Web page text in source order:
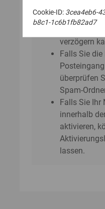
Bitte
Versand der
verzögern
Falls Sie die
überprüfen
Spam-
Falls Sie Ihr
innerhalb
aktivieren,
lassen.
Cookie-ID: 3cea4eb6-
b8c1-1c6b1fb82ad7